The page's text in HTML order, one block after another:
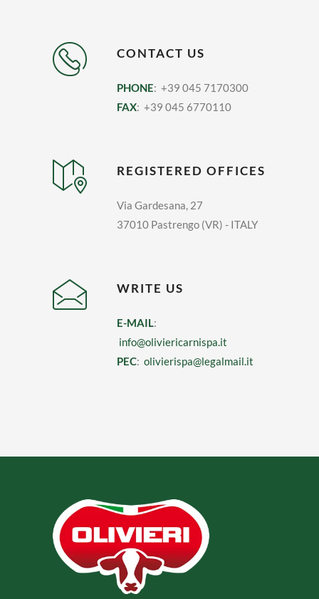
CONTACT US
PHONE: +39 045 7170300
FAX: +39 045 6770110
REGISTERED OFFICES
Via Gardesana, 27
37010 Pastrengo (VR) - ITALY
WRITE US
E-MAIL:
info@oliviericarnispa.it
PEC: olivierispa@legalmail.it